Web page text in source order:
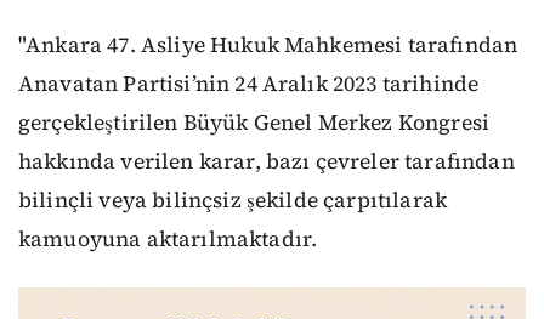
"Ankara 47. Asliye Hukuk Mahkemesi tarafından
Anavatan Partisi’nin 24 Aralık 2023 tarihinde
gerçekleştirilen Büyük Genel Merkez Kongresi
hakkında verilen karar, bazı çevreler tarafından
bilinçli veya bilinçsiz şekilde çarpıtılarak
kamuoyuna aktarılmaktadır.